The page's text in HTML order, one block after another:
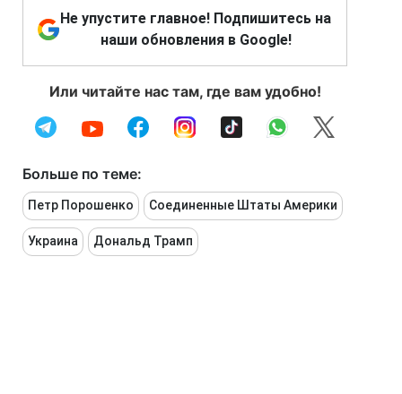
Не упустите главное! Подпишитесь на
наши обновления в Google!
Или читайте нас там, где вам удобно!
Больше по теме:
Петр Порошенко Соединенные Штаты Америки
Украина Дональд Трамп